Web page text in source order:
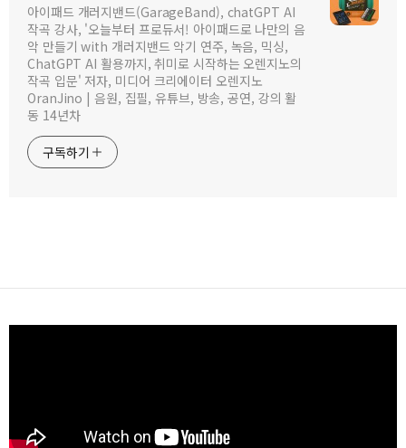
아이패드 개러지밴드(GarageBand), chatGPT AI
작곡 강사, '오늘부터 프로듀서! 아이패드로 나만의 음
악 만들기 with 개러지밴드 악기 연주, 녹음, 믹싱,
ChatGPT AI 활용까지, 취미로 시작하는 오렌지노의
작곡 입문' 저자, 미디어 크리에이터 오렌지노
OranJino | 음원, 집필, 유튜브, 방송, 공연, 강의 활
동 14년차
구독하기